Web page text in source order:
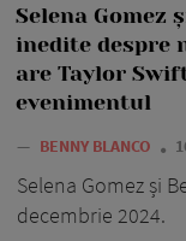
Selena Gomez
inedite despre
are Taylor
evenimentul
— BENNY BLANCO
Selena Gomez și
decembrie 2024.